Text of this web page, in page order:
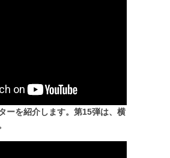
ーを紹介します。第15弾は、横